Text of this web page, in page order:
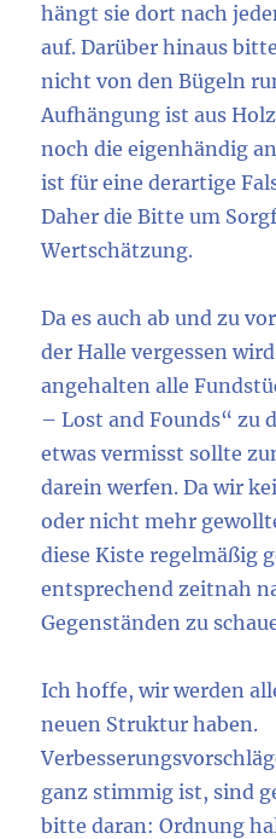
hängt sie dort nach
auf. Darüber hinaus
nicht von den Bügeln
Aufhängung ist aus
noch die eigenhändig
ist für eine derartige
Daher die Bitte um
Wertschätzung.
Da es auch ab und zu
der Halle vergessen
angehalten alle
– Lost and Founds“ zu
etwas vermisst sollte
darein werfen. Da wir
oder nicht mehr
diese Kiste regelmäßig
entsprechend zeitnah
Gegenständen zu
Ich hoffe, wir werden
neuen Struktur haben.
ganz stimmig ist, sind
bitte daran: Ordnung